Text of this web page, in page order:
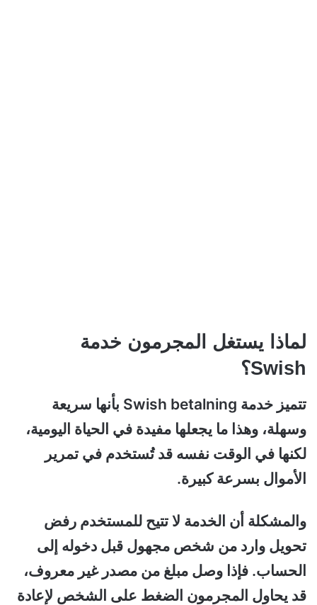
لماذا يستغل المجرمون خدمة
Swish؟
تتميز خدمة Swish betalning بأنها سريعة
وسهلة، وهذا ما يجعلها مفيدة في الحياة اليومية،
لكنها في الوقت نفسه قد تُستخدم في تمرير
الأموال بسرعة كبيرة.
والمشكلة أن الخدمة لا تتيح للمستخدم رفض
تحويل وارد من شخص مجهول قبل دخوله إلى
الحساب. فإذا وصل مبلغ من مصدر غير معروف،
قد يحاول المجرمون الضغط على الشخص لإعادة